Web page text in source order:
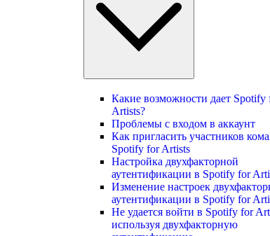
Какие возможности дает Spotify
Artists?
Проблемы с входом в аккаунт
Как пригласить участников
Spotify for Artists
Настройка двухфакторной
аутентификации в Spotify for
Изменение настроек
аутентификации в Spotify for
Не удается войти в Spotify for
используя двухфакторную